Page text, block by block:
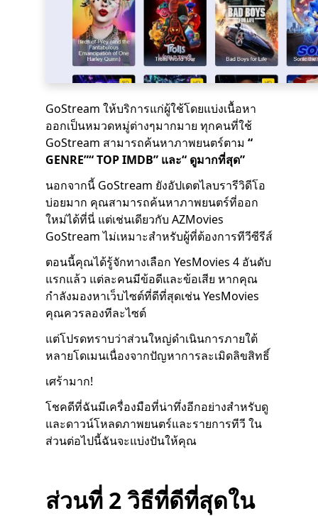
GoStream ให้บริการแก่ผู้ใช้โดยแบ่งเนื้อหา
ออกเป็นหมวดหมู่ต่างๆมากมาย ทุกคนที่ใช้
GoStream สามารถค้นหาภาพยนตร์ตาม “
GENRE”“ TOP IMDB” และ“ ดูมากที่สุด”
นอกจากนี้ GoStream ยังอัปเดตไลบรารีวิดีโอ
บ่อยมาก คุณสามารถค้นหาภาพยนตร์ที่ออก
ใหม่ได้ที่นี่ แต่เช่นเดียวกับ AZMovies
GoStream ไม่เหมาะสำหรับผู้ที่ต้องการทีวีซีรีส์
ตอนนี้คุณได้รู้จักทางเลือก YesMovies 4 อันดับ
แรกแล้ว แต่ละคนมีข้อดีและข้อเสีย หากคุณ
กำลังมองหาเว็บไซต์ที่ดีที่สุดเช่น YesMovies
คุณควรลองทีละไซต์
แต่โปรดทราบว่าส่วนใหญ่ดำเนินการภายใต้
หลายโดเมนเนื่องจากปัญหาการละเมิดลิขสิทธิ์
เศร้ามาก!
โชคดีที่ฉันมีเครื่องมือที่น่าทึ่งอีกอย่างสำหรับดู
และดาวน์โหลดภาพยนตร์และรายการทีวี ใน
ส่วนต่อไปนี้ฉันจะแบ่งปันให้คุณ
ส่วนที่ 2 วิธีที่ดีที่สุดใน